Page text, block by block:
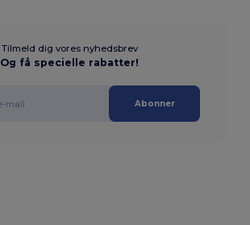
Tilmeld dig vores nyhedsbrev
Og få specielle rabatter!
Abonner